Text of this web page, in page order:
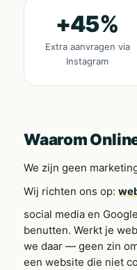
+45%
Extra aanvragen via
Instagram
Waarom
We zijn geen
Wij richten ons op:
social media en
benutten. Werkt je
we daar — geen zin
een website die niet